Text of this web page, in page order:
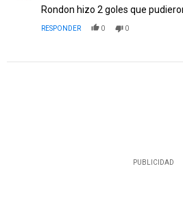
Rondon hizo 2 goles que
RESPONDER 0 0
PUBLICIDAD